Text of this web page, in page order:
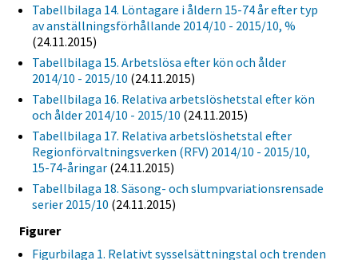
Tabellbilaga 14. Löntagare i åldern 15-74 år efter typ
av anställningsförhållande 2014/10 - 2015/10, %
(24.11.2015)
Tabellbilaga 15. Arbetslösa efter kön och ålder
2014/10 - 2015/10 (24.11.2015)
Tabellbilaga 16. Relativa arbetslöshetstal efter kön
och ålder 2014/10 - 2015/10 (24.11.2015)
Tabellbilaga 17. Relativa arbetslöshetstal efter
Regionförvaltningsverken (RFV) 2014/10 - 2015/10,
15-74-åringar (24.11.2015)
Tabellbilaga 18. Säsong- och slumpvariationsrensade
serier 2015/10 (24.11.2015)
Figurer
Figurbilaga 1. Relativt sysselsättningstal och trenden